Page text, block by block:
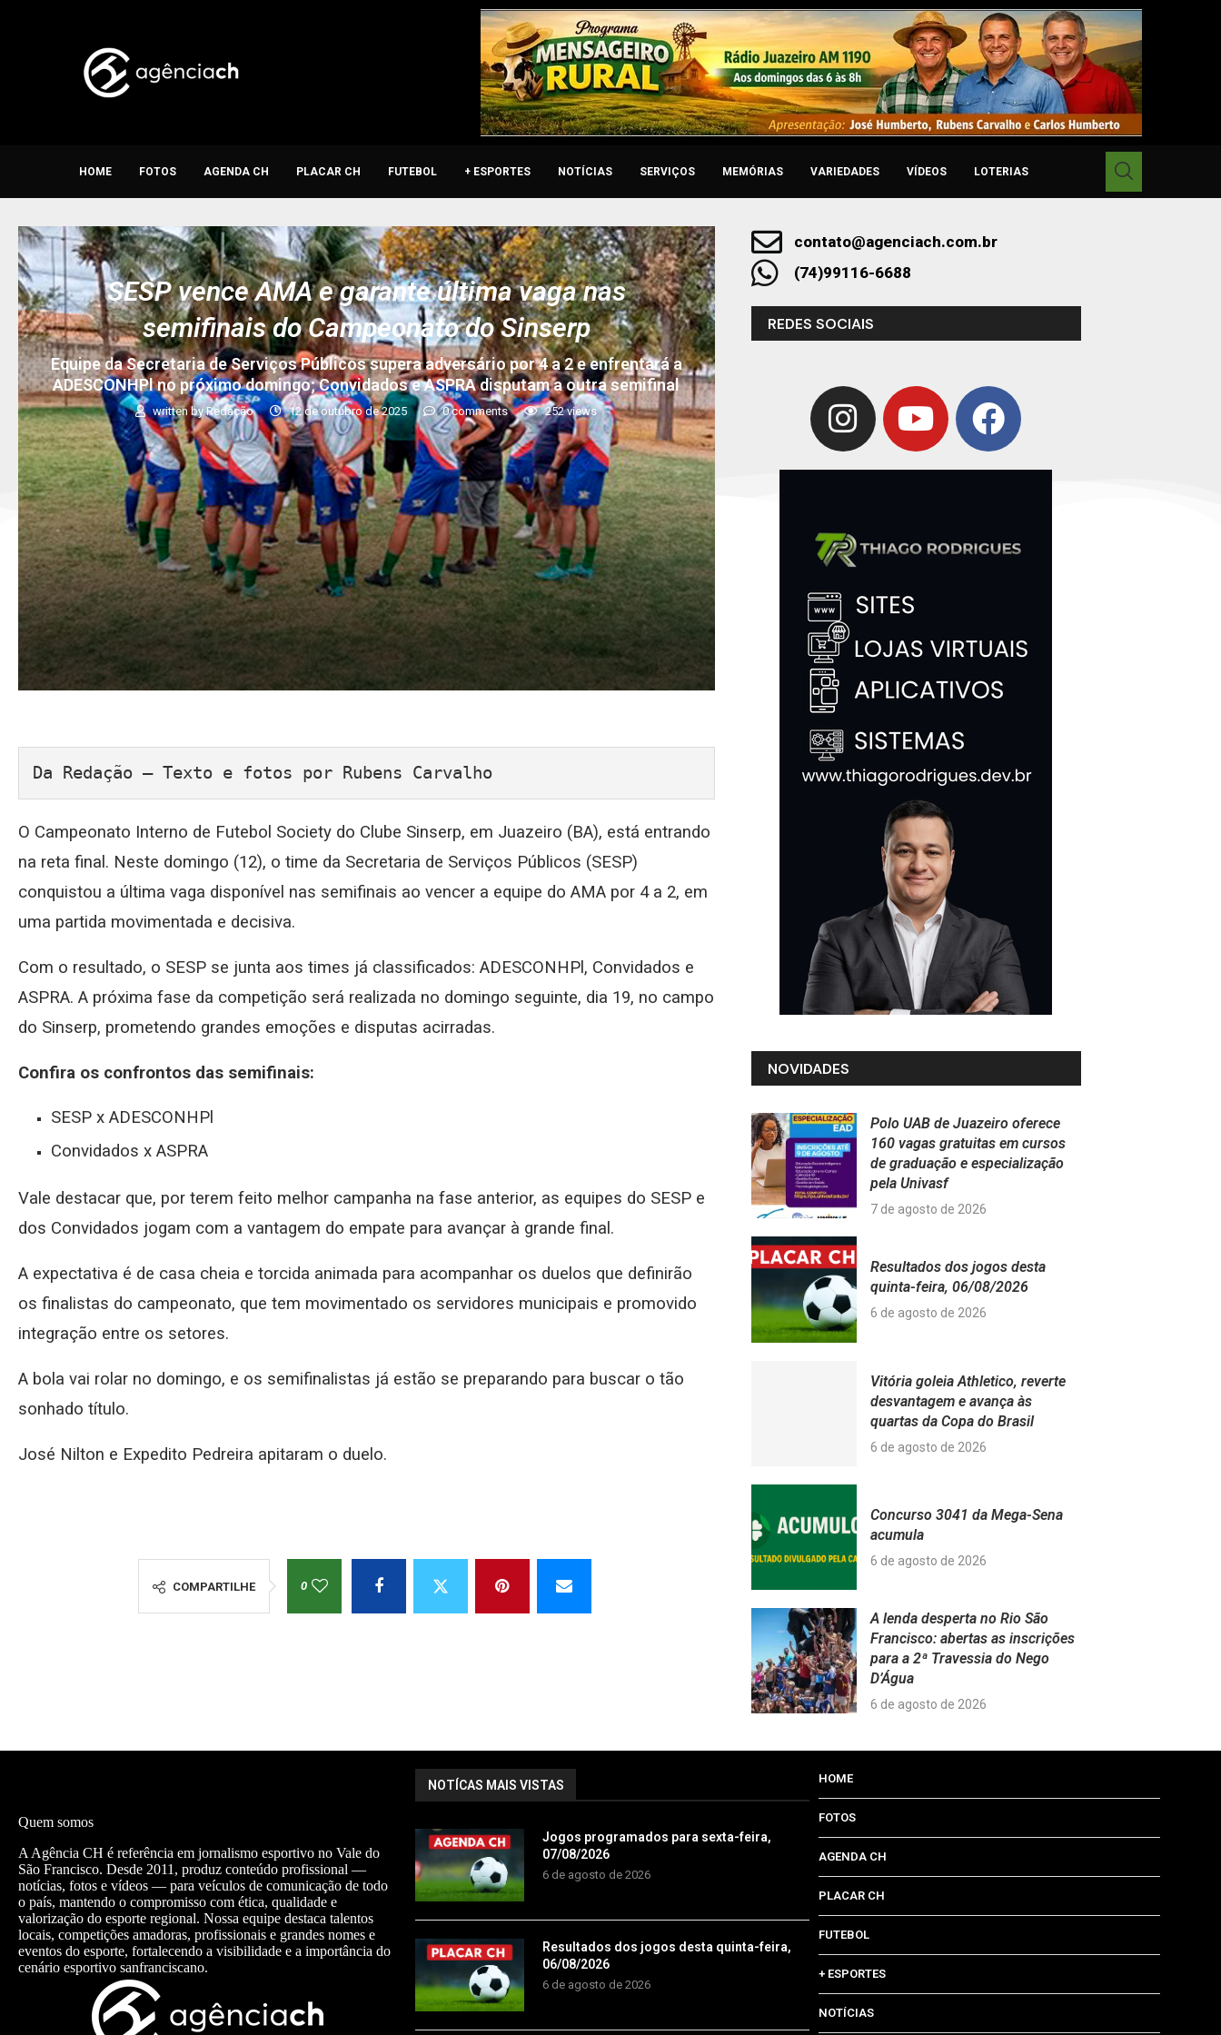
HOME FOTOS AGENDA CH PLACAR CH FUTEBOL + ESPORTES NOTÍCIAS SERVIÇOS MEMÓRIAS VARIEDADES VÍDEOS LOTERIAS
SESP vence AMA e garante última vaga nas
semifinais do Campeonato do Sinserp
Equipe da Secretaria de Serviços Públicos supera adversário por 4 a 2 e enfrentará a
ADESCONHPl no próximo domingo; Convidados e ASPRA disputam a outra semifinal
written byRedação 12 de outubro de 2025 0 comments 252views
Da Redação – Texto e fotos por Rubens Carvalho
O Campeonato Interno de Futebol Society do Clube Sinserp, em Juazeiro (BA), está entrando
na reta final. Neste domingo (12), o time da Secretaria de Serviços Públicos (SESP)
conquistou a última vaga disponível nas semifinais ao vencer a equipe do AMA por 4 a 2, em
uma partida movimentada e decisiva.
Com o resultado, o SESP se junta aos times já classificados: ADESCONHPl, Convidados e
ASPRA. A próxima fase da competição será realizada no domingo seguinte, dia 19, no campo
do Sinserp, prometendo grandes emoções e disputas acirradas.
Confira os confrontos das semifinais:
SESP x ADESCONHPl
Convidados x ASPRA
Vale destacar que, por terem feito melhor campanha na fase anterior, as equipes do SESP e
dos Convidados jogam com a vantagem do empate para avançar à grande final.
A expectativa é de casa cheia e torcida animada para acompanhar os duelos que definirão
os finalistas do campeonato, que tem movimentado os servidores municipais e promovido
integração entre os setores.
A bola vai rolar no domingo, e os semifinalistas já estão se preparando para buscar o tão
sonhado título.
José Nilton e Expedito Pedreira apitaram o duelo.
COMPARTILHE 0
contato@agenciach.com.br
(74)99116-6688
REDES SOCIAIS
NOVIDADES
Polo UAB de Juazeiro oferece
160 vagas gratuitas em cursos
de graduação e especialização
pela Univasf
7 de agosto de 2026
Resultados dos jogos desta
quinta-feira, 06/08/2026
6 de agosto de 2026
Vitória goleia Athletico, reverte
desvantagem e avança às
quartas da Copa do Brasil
6 de agosto de 2026
Concurso 3041 da Mega-Sena
acumula
6 de agosto de 2026
A lenda desperta no Rio São
Francisco: abertas as inscrições
para a 2ª Travessia do Nego
D’Água
6 de agosto de 2026
Quem somos
A Agência CH é referência em jornalismo esportivo no Vale do
São Francisco. Desde 2011, produz conteúdo profissional —
notícias, fotos e vídeos — para veículos de comunicação de todo
o país, mantendo o compromisso com ética, qualidade e
valorização do esporte regional. Nossa equipe destaca talentos
locais, competições amadoras, profissionais e grandes nomes e
eventos do esporte, fortalecendo a visibilidade e a importância do
cenário esportivo sanfranciscano.
NOTÍCAS MAIS VISTAS
Jogos programados para sexta-feira,
07/08/2026
6 de agosto de 2026
Resultados dos jogos desta quinta-feira,
06/08/2026
6 de agosto de 2026
HOME
FOTOS
AGENDA CH
PLACAR CH
FUTEBOL
+ ESPORTES
NOTÍCIAS